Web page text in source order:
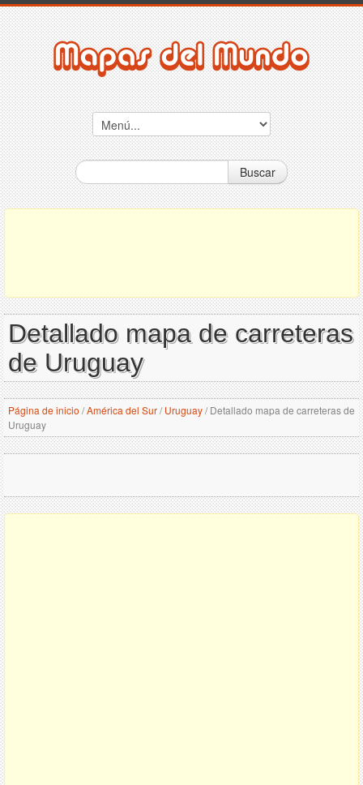
Buscar
Detallado mapa de carreteras
de Uruguay
Página de inicio /América del Sur/ Uruguay/Detallado mapa de carreteras de
Uruguay